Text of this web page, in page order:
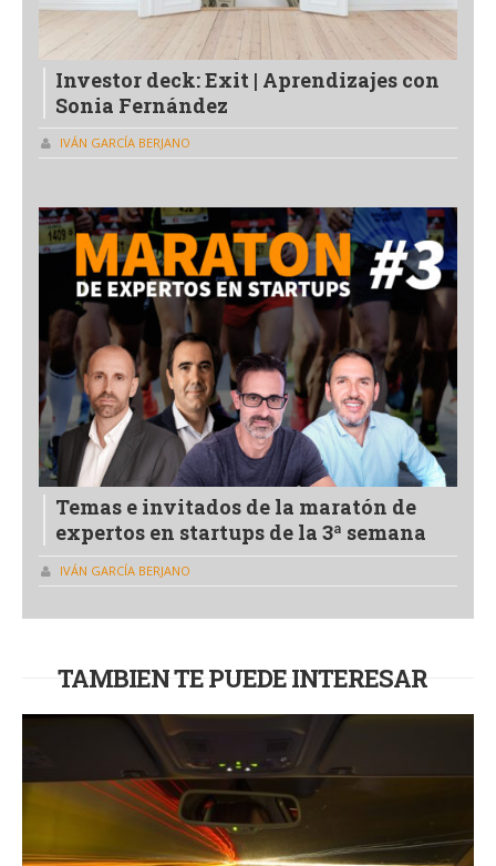
Investor deck: Exit | Aprendizajes con
Sonia Fernández
IVÁN GARCÍA BERJANO
Temas e invitados de la maratón de
expertos en startups de la 3ª semana
IVÁN GARCÍA BERJANO
TAMBIEN TE PUEDE INTERESAR